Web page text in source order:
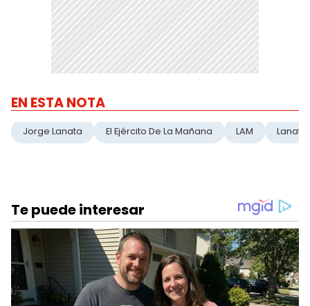
EN ESTA NOTA
Jorge Lanata El Ejército De La Mañana LAM Lanata